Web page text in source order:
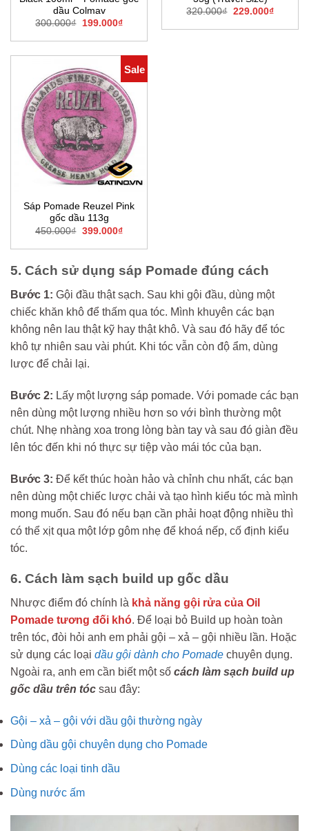
dầu Colmav
300.000₫
Original
was:
199.000₫Current
is:
320.000₫ Original
was:
229.000₫Current
is:
Sale
Sáp Pomade Reuzel Pink
gốc dầu 113g
450.000₫ Original
was:
399.000₫Current
is:
5. Cách sử dụng sáp Pomade đúng cách
Bước 1: Gội đầu thật sạch. Sau khi gội đầu, dùng một
chiếc khăn khô để thấm qua tóc. Mình khuyên các bạn
không nên lau thật kỹ hay thật khô. Và sau đó hãy để tóc
khô tự nhiên sau vài phút. Khi tóc vẫn còn độ ẩm, dùng
lược để chải lại.
Bước 2: Lấy một lượng sáp pomade. Với pomade các bạn
nên dùng một lượng nhiều hơn so với bình thường một
chút. Nhẹ nhàng xoa trong lòng bàn tay và sau đó giàn đều
lên tóc đến khi nó thực sự tiệp vào mái tóc của bạn.
Bước 3: Để kết thúc hoàn hảo và chỉnh chu nhất, các bạn
nên dùng một chiếc lược chải và tạo hình kiểu tóc mà mình
mong muốn. Sau đó nếu bạn cần phải hoạt động nhiều thì
có thể xịt qua một lớp gôm nhẹ để khoá nếp, cố định kiểu
tóc.
6. Cách làm sạch build up gốc dầu
Nhược điểm đó chính là khả năng gội rửa của Oil
Pomade tương đối khó. Để loại bỏ Build up hoàn toàn
trên tóc, đòi hỏi anh em phải gội – xả – gội nhiều lần. Hoặc
sử dụng các loại dầu gội dành cho Pomade chuyên dụng.
Ngoài ra, anh em cần biết một số cách làm sạch build up
gốc dầu trên tóc sau đây:
Gội – xả – gội với dầu gội thường ngày
Dùng dầu gội chuyên dụng cho Pomade
Dùng các loại tinh dầu
Dùng nước ấm